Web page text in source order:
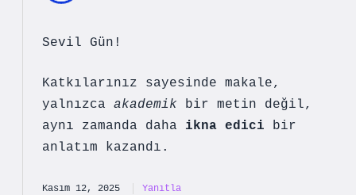
Sevil Gün!
Katkılarınız sayesinde makale,
yalnızca akademik bir metin değil,
aynı zamanda daha ikna edici bir
anlatım kazandı.
Kasım 12, 2025 Yanıtla